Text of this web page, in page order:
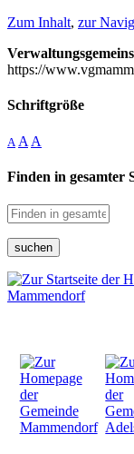
Zum Inhalt, zur
https://
Schriftgröße
A A A
Finden in gesamter
suchen